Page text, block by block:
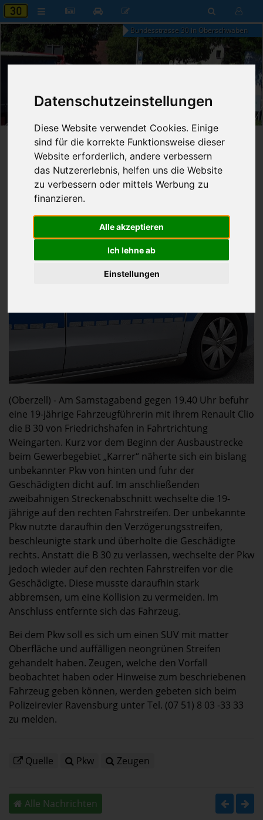
Datenschutzeinstellungen
Diese Website verwendet Cookies. Einige
sind für die korrekte Funktionsweise dieser
Website erforderlich, andere verbessern
das Nutzererlebnis, helfen uns die Website
zu verbessern oder mittels Werbung zu
finanzieren.
Alle akzeptieren
Ich lehne ab
Einstellungen
Bundesstrasse 30 in Oberschwaben
21:27
Startseite» B30 aktuell»Nachrichten
12.04.2026 - 16:49 Uhr
Franz Fischer
Nr. 9356
382
Zeugen zu Gefährdung im
Straßenverkehr gesucht
(Oberzell) - Am Samstagabend gegen 19.40 Uhr befuhr
eine 19-jährige Fahrzeugführerin mit ihrem Renault Clio
die B 30 von Friedrichshafen in Fahrtrichtung
Weingarten. Kurz vor dem Beginn der Ausbaustrecke
beim Gewerbegebiet „Karrer“ näherte sich ein bislang
unbekannter Pkw von hinten und fuhr der
Geschädigten dicht auf. Im anschließenden
zweibahnigen Streckenabschnitt wechselte die 19-
jährige auf den rechten Fahrstreifen. Der unbekannte
Pkw nutzte daraufhin den Verzögerungsstreifen,
beschleunigte stark und überholte die Geschädigte
rechts. Anstatt die B 30 zu verlassen, wechselte der Pkw
jedoch wieder auf den rechten Fahrstreifen vor die
Geschädigte. Diese musste daraufhin stark
abbremsen, um eine Kollision zu vermeiden. Im
Anschluss entfernte sich das Fahrzeug.
Bei dem Pkw soll es sich um einen SUV mit matter
Oberfläche und auffälligen neongrünen Streifen
gehandelt haben. Zeugen, welche den Vorfall
beobachtet haben oder Hinweise zum beschriebenen
Fahrzeug geben können, werden gebeten sich beim
Polizeirevier Ravensburg unter Tel. (07 51) 8 03 -33 33
zu melden.
Quelle Pkw Zeugen
Alle Nachrichten